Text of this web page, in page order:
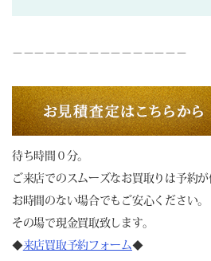
－－－－－－－－－－－－－－－－
待ち時間０分。
ご来店でのスムーズなお買取りは予約が
お時間のない場合でもご安心ください。
その場で現金買取致します。
◆来店買取予約フォーム◆